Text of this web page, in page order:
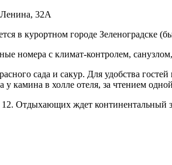
Ленина, 32А
в курортном городе
номера с климат-контролем,
сада и сакур. Для удобства
камина в холле отеля, за чтением
12. Отдыхающих ждет